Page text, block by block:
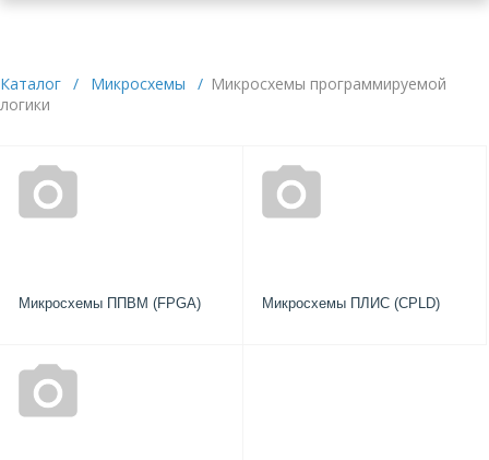
Каталог / Микросхемы / Микросхемы программируемой
логики
Микросхемы ППВМ (FPGA) Микросхемы ПЛИС (CPLD)